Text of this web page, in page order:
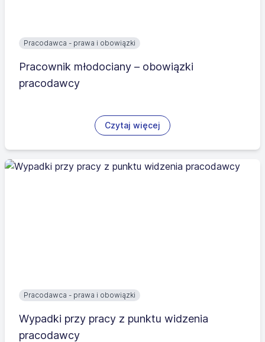
Pracodawca - prawa i obowiązki
Pracownik młodociany – obowiązki
pracodawcy
Czytaj więcej
Pracodawca - prawa i obowiązki
Wypadki przy pracy z punktu widzenia
pracodawcy